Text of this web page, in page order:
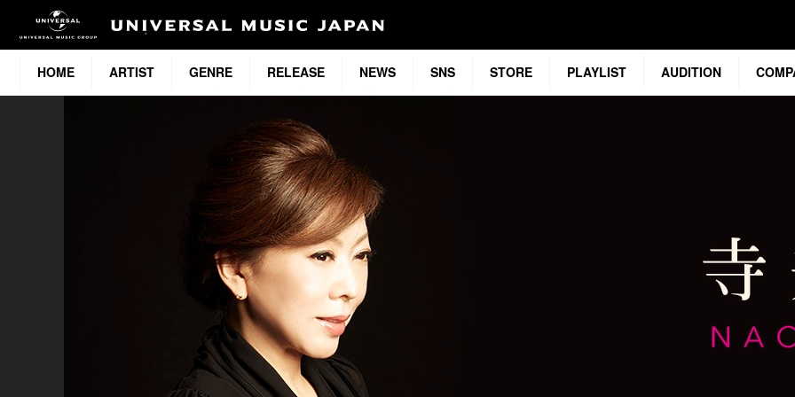
HOME ARTIST GENRE RELEASE NEWS SNS STORE PLAYLIST AUDITION